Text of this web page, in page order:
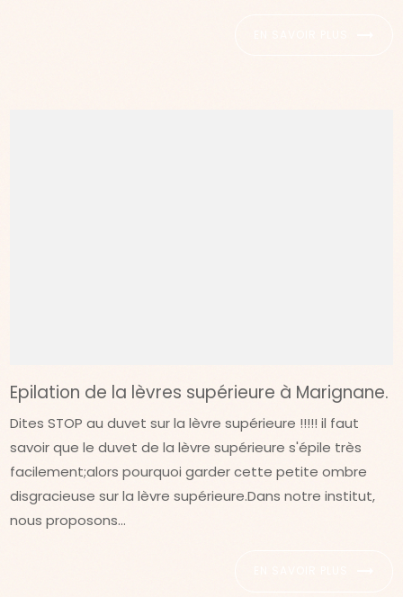
Epilation de la lèvres supérieure à Marignane.
Dites STOP au duvet sur la lèvre supérieure !!!!! il faut
savoir que le duvet de la lèvre supérieure s'épile très
facilement;alors pourquoi garder cette petite ombre
disgracieuse sur la lèvre supérieure.Dans notre institut,
nous proposons...